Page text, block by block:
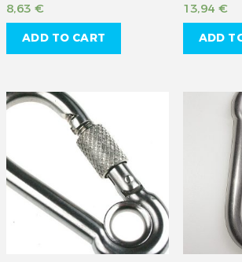
8,63 €
ADD TO CART
13,94€
ADD